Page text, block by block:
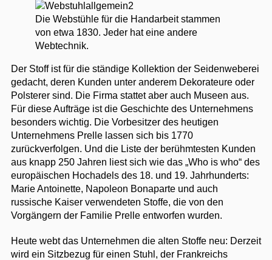
Die Webstühle für die Handarbeit stammen
von etwa 1830. Jeder hat eine andere
Webtechnik.
Der Stoff ist für die ständige Kollektion der Seidenweberei
gedacht, deren Kunden unter anderem Dekorateure oder
Polsterer sind. Die Firma stattet aber auch Museen aus.
Für diese Aufträge ist die Geschichte des Unternehmens
besonders wichtig. Die Vorbesitzer des heutigen
Unternehmens Prelle lassen sich bis 1770
zurückverfolgen. Und die Liste der berühmtesten Kunden
aus knapp 250 Jahren liest sich wie das „Who is who“ des
europäischen Hochadels des 18. und 19. Jahrhunderts:
Marie Antoinette, Napoleon Bonaparte und auch
russische Kaiser verwendeten Stoffe, die von den
Vorgängern der Familie Prelle entworfen wurden.
Heute webt das Unternehmen die alten Stoffe neu: Derzeit
wird ein Sitzbezug für einen Stuhl, der Frankreichs